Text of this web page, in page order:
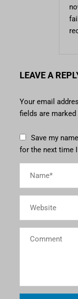
LEAVE A
Your email
fields are marked
Save my
for the next time